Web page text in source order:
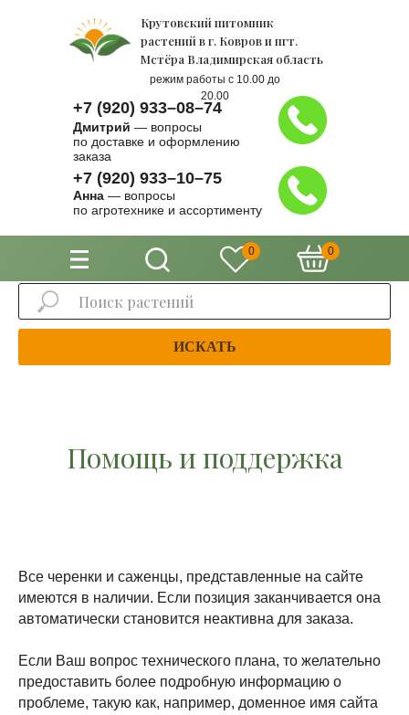
Крутовский питомник
растений в г. Ковров и пгт.
Мстёра Владимирская область
+7 (920) 933–10–75
0
0
режим работы с 10.00 до
20.00
+7 (920) 933–08–74
Дмитрий — вопросы
по доставке и оформлению
заказа
Анна — вопросы
по агротехнике и ассортименту
ИСКАТЬ
Помощь и поддержка
Все черенки и саженцы, представленные на сайте
имеются в наличии. Если позиция заканчивается она
автоматически становится неактивна для заказа.
Если Ваш вопрос технического плана, то желательно
предоставить более подробную информацию о
проблеме, такую как, например, доменное имя сайта